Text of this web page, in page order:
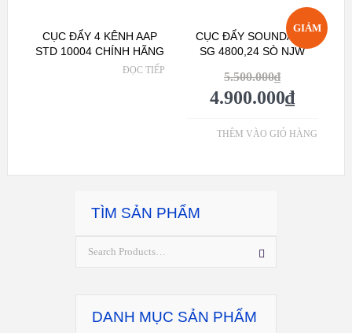
CỤC ĐẨY 4 KÊNH AAP
STD 10004 CHÍNH HÃNG
ĐỌC TIẾP
GIẢM
CỤC ĐẨY SOUNDART
SG 4800,24 SÒ NJW
5.500.000₫
4.900.000₫
THÊM VÀO GIỎ HÀNG
TÌM SẢN PHẨM
DANH MỤC SẢN PHẨM